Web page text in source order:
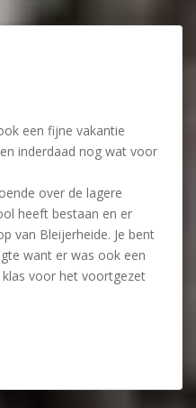
een fijne vakantie
inderdaad nog wat voor
over de lagere
heeft bestaan en er
van Bleijerheide. Je bent
want er was ook een
voor het voortgezet